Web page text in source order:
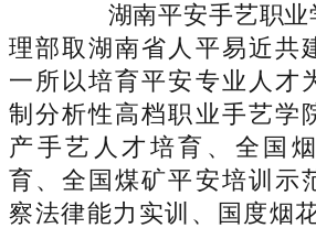
湖南平安手艺职业
理部取湖南省人平易近共
一所以培育平安专业人才
制分析性高档职业手艺学
产手艺人才培育、全国
育、全国煤矿平安培训示
察法律能力实训、国度烟